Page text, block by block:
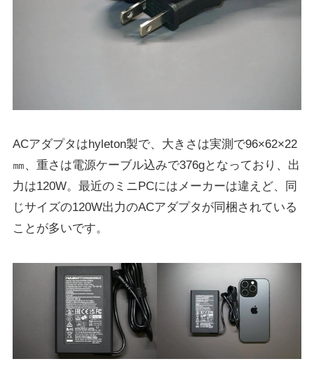
ACアダプタはhyleton製で、大きさは実測で96×62×22
㎜、重さは電源ケーブル込みで376gとなっており、出
力は120W。最近のミニPCにはメーカーは違えど、同
じサイズの120W出力のACアダプタが同梱されている
ことが多いです。